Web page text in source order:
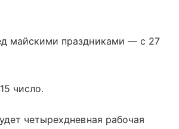
майскими праздниками — с 27
число.
четырехдневная рабочая